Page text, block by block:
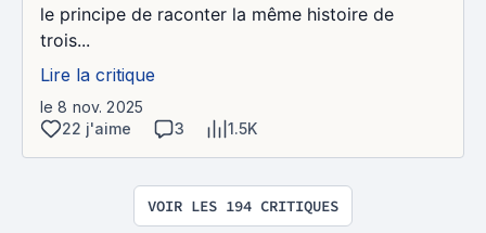
le principe de raconter la même histoire de
trois...
Lire la critique
le 8 nov. 2025
22 j'aime
3 1.5K
VOIR LES 194 CRITIQUES